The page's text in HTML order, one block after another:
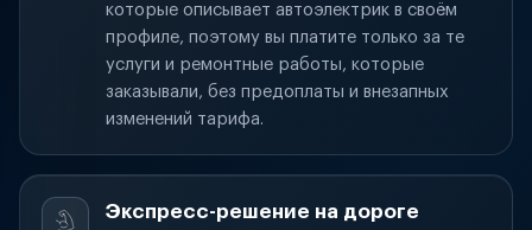
которые описывает автоэлектрик в своём
профиле, поэтому вы платите только за те
услуги и ремонтные работы, которые
заказывали, без предоплаты и внезапных
изменений тарифа.
Экспресс-решение на дороге